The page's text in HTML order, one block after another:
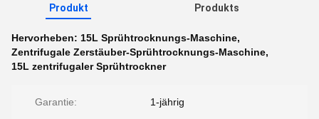
Produkt
Produkts
Hervorheben: 15L Sprühtrocknungs-Maschine,
Zentrifugale Zerstäuber-Sprühtrocknungs-Maschine,
15L zentrifugaler Sprühtrockner
Garantie: 1-jährig